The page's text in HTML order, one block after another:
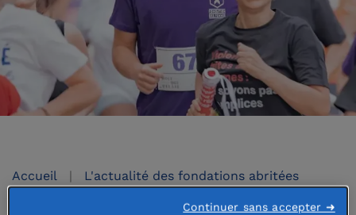
Accueil L'actualité des fondations abritées
Continuer sans accepter ➜